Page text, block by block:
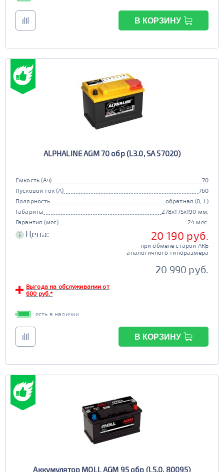
В КОРЗИНУ
ALPHALINE AGM 70 обр (L3.0, SA 57020)
Емкость (Ач)
70
Пусковой ток (А)
760
Полярность
обратная (0, L)
Габариты
278x175x190 мм.
Гарантия (мес)
24 мес.
i Цена: 20 190 руб.
при обмене старой АКБ
аналогичного типоразмера
20 990 руб.
Выгода на обслуживании от
600 руб.*
есть в наличии
В КОРЗИНУ
Аккумулятор MOLL AGM 95 обр (L5.0, 80095)